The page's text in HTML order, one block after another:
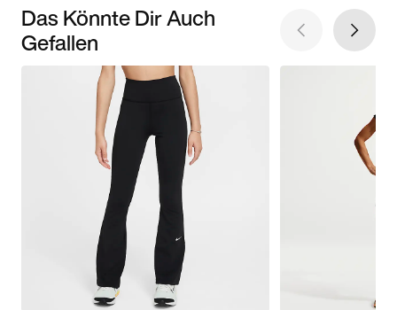
Das Könnte Dir Auch
Gefallen